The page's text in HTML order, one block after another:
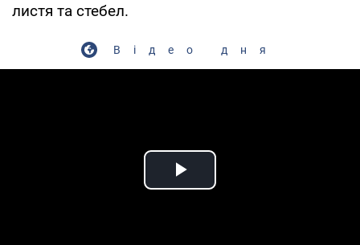
листя та стебел.
Відео дня
Play Video